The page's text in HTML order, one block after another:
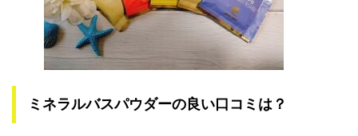
ミネラルバスパウダーの良い口コミは？